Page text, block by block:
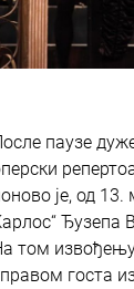
паузе
је, од 13.
Ђузепа
том
госта